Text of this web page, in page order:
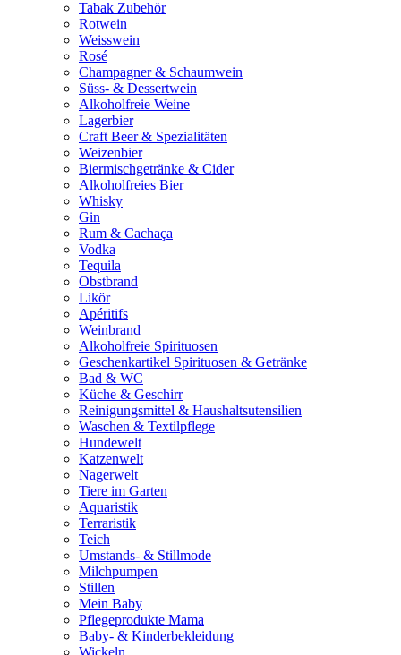
Tabak Zubehör
Rotwein
Weisswein
Rosé
Champagner & Schaumwein
Süss- & Dessertwein
Alkoholfreie Weine
Lagerbier
Craft Beer & Spezialitäten
Weizenbier
Biermischgetränke & Cider
Alkoholfreies Bier
Whisky
Gin
Rum & Cachaça
Vodka
Tequila
Obstbrand
Likör
Apéritifs
Weinbrand
Alkoholfreie Spirituosen
Geschenkartikel Spirituosen & Getränke
Bad & WC
Küche & Geschirr
Reinigungsmittel & Haushaltsutensilien
Waschen & Textilpflege
Hundewelt
Katzenwelt
Nagerwelt
Tiere im Garten
Aquaristik
Terraristik
Teich
Umstands- & Stillmode
Milchpumpen
Stillen
Mein Baby
Pflegeprodukte Mama
Baby- & Kinderbekleidung
Wickeln